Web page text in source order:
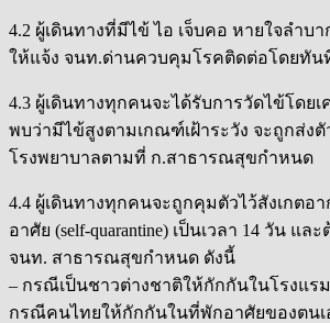
4.2 ผู้เดินทางที่มีไข้ ไอ เจ็บคอ หายใจลำบ
ให้แจ้ง จนท.ด่านควบคุมโรคติดต่อโดยทัน
4.3 ผู้เดินทางทุกคนจะได้รับการวัดไข้โดยเค
พบว่ามีไข้สูงตามเกณฑ์เฝ้าระวัง จะถูกส่ง
โรงพยาบาลตามที่ ก.สาธารณสุขกำหนด
4.4 ผู้เดินทางทุกคนจะถูกคุมตัวไว้สังเกตอ
อาศัย (self-quarantine) เป็นเวลา 14 วัน แ
จนท. สาธารณสุขกำหนด ดังนี้
– กรณีเป็นชาวต่างชาติให้กักกันในโรงแร
กรณีคนไทยให้กักกันในที่พักอาศัยของตนเ